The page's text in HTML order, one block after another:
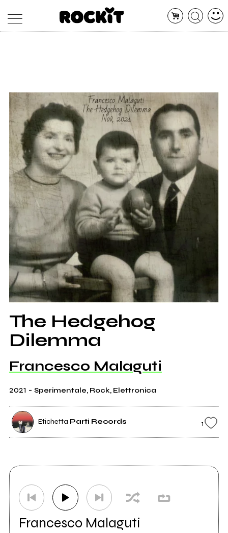
ARTISTI
CONCERTI
SHOP
RADIO
The Hedgehog
Dilemma
Francesco Malaguti
2021 - Sperimentale, Rock, Elettronica
Etichetta Parti Records 1
Francesco Malaguti